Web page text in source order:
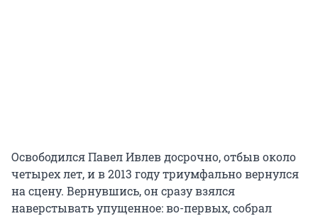
Освободился Павел Ивлев досрочно, отбыв около
четырех лет, и в 2013 году триумфально вернулся
на сцену. Вернувшись, он сразу взялся
наверстывать упущенное: во-первых, собрал